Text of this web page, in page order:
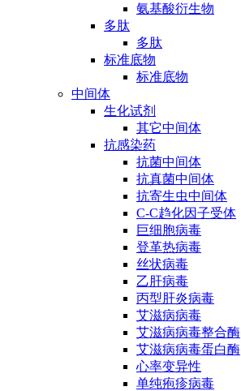
氨基酸衍生物
多肽
多肽
标准底物
标准底物
中间体
生化试剂
其它中间体
抗感染药
抗菌中间体
抗真菌中间体
抗寄生虫中间体
C-C趋化因子受体
巨细胞病毒
登革热病毒
丝状病毒
乙肝病毒
丙型肝炎病毒
艾滋病病毒
艾滋病病毒整合酶
艾滋病病毒蛋白酶
心率变异性
单纯疱疹病毒